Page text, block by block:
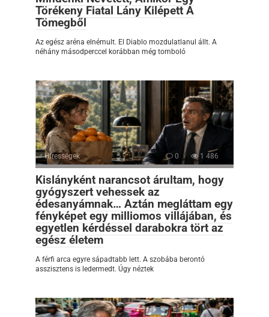
Törékeny Fiatal Lány Kilépett A
Tömegből
Az egész aréna elnémult. El Diablo mozdulatlanul állt. A
néhány másodperccel korábban még tomboló
Hírességek 0 1 486
Kislányként narancsot árultam, hogy
gyógyszert vehessek az
édesanyámnak… Aztán megláttam egy
fényképet egy milliomos villájában, és
egyetlen kérdéssel darabokra tört az
egész életem
A férfi arca egyre sápadtabb lett. A szobába berontó
asszisztens is ledermedt. Úgy néztek